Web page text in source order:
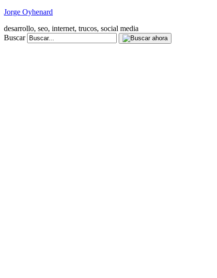
Jorge Oyhenard
desarrollo, seo, internet, trucos, social media
Buscar